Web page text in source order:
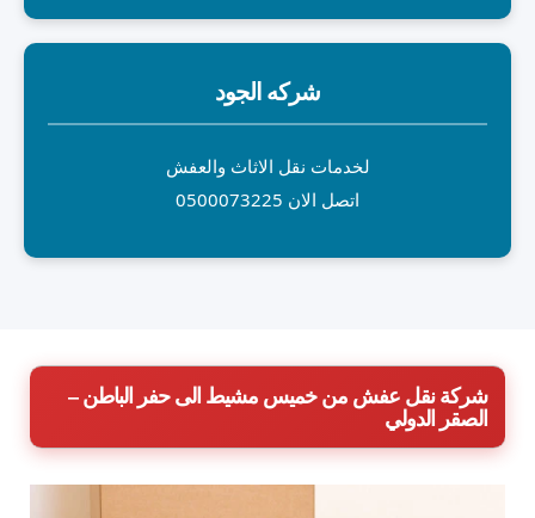
شركه الجود
لخدمات نقل الاثاث والعفش
اتصل الان 0500073225
شركة نقل عفش من خميس مشيط الى حفر الباطن –
الصقر الدولي